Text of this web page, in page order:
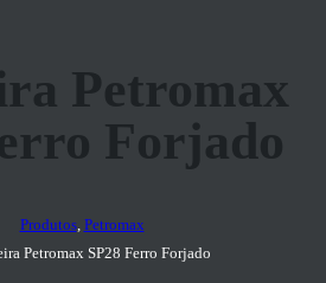
Petromax
Forjado
Produtos, Petromax
Petromax SP28 Ferro Forjado